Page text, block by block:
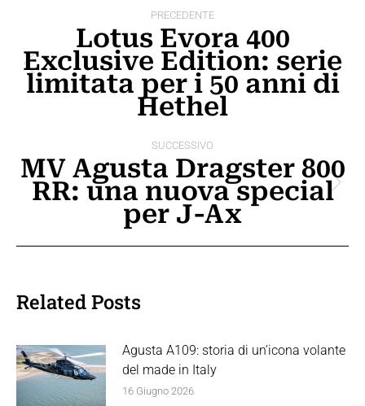
post
PRECEDENTE
Post
precedente:
Lotus Evora 400
Exclusive Edition: serie
limitata per i 50 anni di
Hethel
SUCCESSIVO
Prossimo
post:
MV Agusta Dragster 800
RR: una nuova special
per J-Ax
Related Posts
Agusta A109: storia di un’icona volante
del made in Italy
16 Giugno 2026